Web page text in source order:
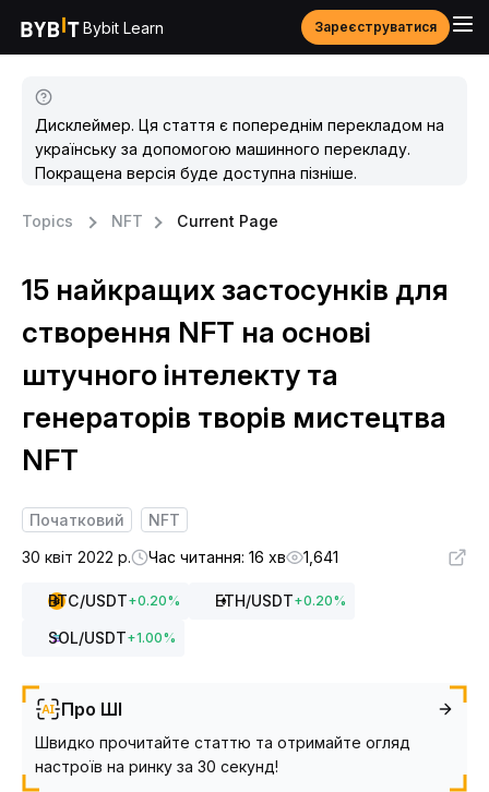
Bybit Learn Зареєструватися
Дисклеймер. Ця стаття є попереднім перекладом на
українську за допомогою машинного перекладу.
Покращена версія буде доступна пізніше.
Topics NFT Current Page
15 найкращих застосунків для
створення NFT на основі
штучного інтелекту та
генераторів творів мистецтва
NFT
Початковий
NFT
30 квіт 2022 р.
Час читання: 16 хв 1,641
BTC/USDT+0.20% ETH/USDT+0.20%
SOL/USDT+1.00%
Про ШІ
Швидко прочитайте статтю та отримайте огляд
настроїв на ринку за 30 секунд!